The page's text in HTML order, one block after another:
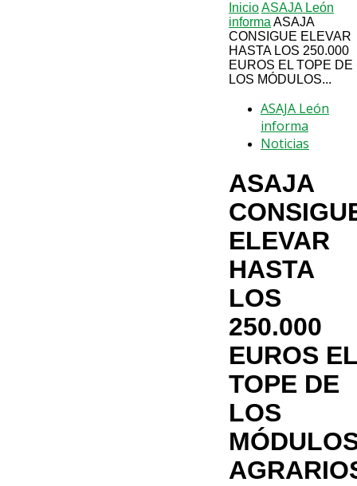
InicioASAJA León
informa ASAJA
CONSIGUE ELEVAR
HASTA LOS 250.000
EUROS EL TOPE DE
LOS MÓDULOS...
ASAJA León
informa
Noticias
ASAJA
ELEVAR
HASTA
LOS
250.000
EUROS EL
TOPE DE
LOS